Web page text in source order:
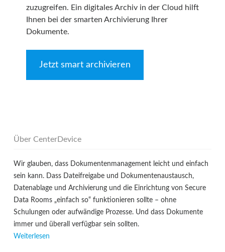
zuzugreifen. Ein digitales Archiv in der Cloud hilft
Ihnen bei der smarten Archivierung Ihrer
Dokumente.
Jetzt smart archivieren
Über CenterDevice
Wir glauben, dass Dokumentenmanagement leicht und einfach
sein kann. Dass Dateifreigabe und Dokumentenaustausch,
Datenablage und Archivierung und die Einrichtung von Secure
Data Rooms „einfach so“ funktionieren sollte – ohne
Schulungen oder aufwändige Prozesse. Und dass Dokumente
immer und überall verfügbar sein sollten.
Weiterlesen